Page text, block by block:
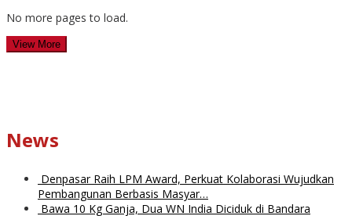
No more pages to load.
View More
News
Denpasar Raih LPM Award, Perkuat Kolaborasi Wujudkan
Pembangunan Berbasis Masyar…
Bawa 10 Kg Ganja, Dua WN India Diciduk di Bandara